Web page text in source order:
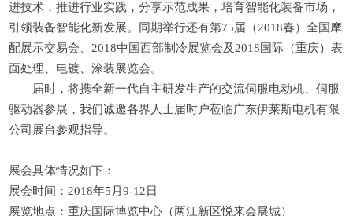
进技术，推进行业实践，分享示范成果，培育智能化装备市场，
引领装备智能化新发展。同期举行还有第75届（2018春）全国摩
配展示交易会、2018中国西部制冷展览会及2018国际（重庆）表
面处理、电镀、涂装展览会。
届时，将携全新一代自主研发生产的交流伺服电动机、伺服
驱动器参展，我们诚邀各界人士届时户莅临广东伊莱斯电机有限
公司展台参观指导。
展会具体情况如下：
展会时间：2018年5月9-12日
展览地点：重庆国际博览中心（两江新区悦来会展城）